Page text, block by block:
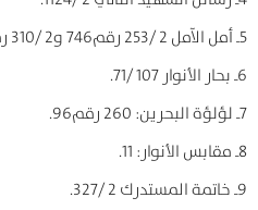
5ـ أمل الآمل 2 /253 رقم746 و2 /310 رقم945.
6ـ بحار الأنوار 107 /71.
7ـ لؤلؤة البحرين: 260 رقم96.
8ـ مقابس الأنوار: 11.
9ـ خاتمة المستدرك 2 /327.